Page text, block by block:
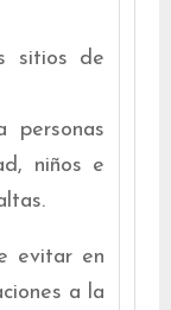
sitios de
niños e
evitar en
a la